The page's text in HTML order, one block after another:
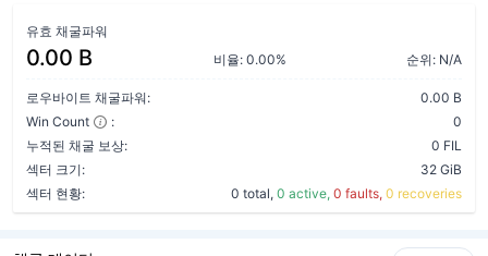
유효 채굴파워
0.00 B 비율: 0.00% 순위: N/A
로우바이트 채굴파워:
0.00 B
Win Count
:
0
누적된 채굴 보상:
0 FIL
섹터 크기:
32 GiB
섹터 현황:
0 total, 0 active, 0 faults, 0 recoveries